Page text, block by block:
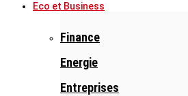
Eco et Business
Finance
Energie
Entreprises